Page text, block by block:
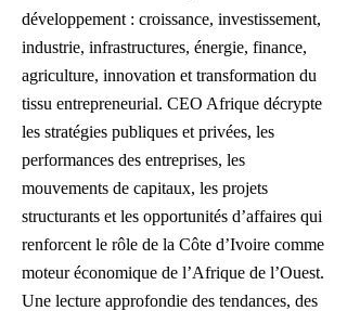
développement : croissance, investissement,
industrie, infrastructures, énergie, finance,
agriculture, innovation et transformation du
tissu entrepreneurial. CEO Afrique décrypte
les stratégies publiques et privées, les
performances des entreprises, les
mouvements de capitaux, les projets
structurants et les opportunités d’affaires qui
renforcent le rôle de la Côte d’Ivoire comme
moteur économique de l’Afrique de l’Ouest.
Une lecture approfondie des tendances, des